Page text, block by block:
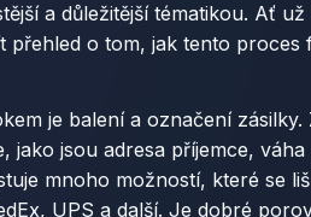
a důležitější tématikou. Ať
o tom, jak tento proces
je balení a označení
jsou adresa příjemce,
mnoho možností, které se
UPS a další. Je dobré